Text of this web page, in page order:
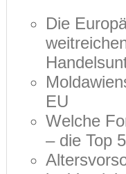
Die
EU
Welche
– die Top 5